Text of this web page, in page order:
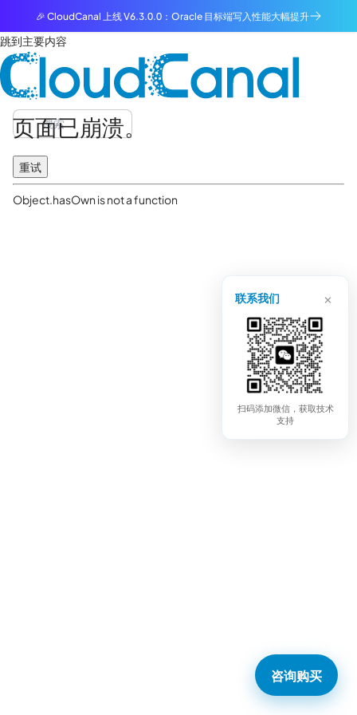
🎉 CloudCanal 上线 V6.3.0.0：Oracle 目标端写入性能大幅提升
跳到主要内容
页面已崩溃。
重试
Object.hasOwn is not a function
联系我们 ×
扫码添加微信，获取技术
支持
咨询购买